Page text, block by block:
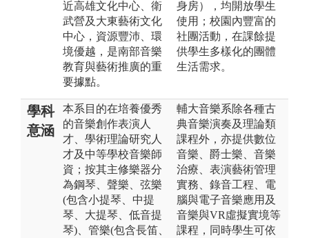
近高雄文化中心、衛
武營及大東藝術文化
中心，資源豐沛、環
境優越，是南部音樂
教育與藝術推廣的重
要據點。
身房），均開放學生
使用；校園內豐富的
社團活動，在課餘提
供學生多樣化的團體
生活需求。
學科
意涵
本系目的在培養優秀
的音樂創作表演人
才、學術理論研究人
才及中等學校音樂師
資；按其主修樂器分
為鋼琴、聲樂、弦樂
(包含小提琴、中提
琴、大提琴、低音提
琴)、管樂(包含長笛、
輔大音樂系除各種古
典音樂演奏及理論類
課程外，亦提供數位
音樂、爵士樂、音樂
治療、表演藝術管理
實務、錄音工程、電
腦與電子音樂應用及
音樂與VR虛擬實境等
課程，同時學生可依